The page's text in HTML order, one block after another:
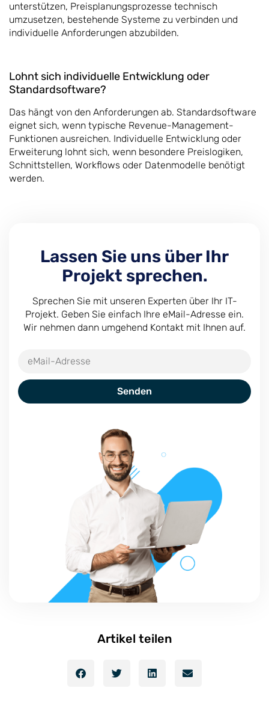
unterstützen, Preisplanungsprozesse technisch
umzusetzen, bestehende Systeme zu verbinden und
individuelle Anforderungen abzubilden.
Lohnt sich individuelle Entwicklung oder
Standardsoftware?
Das hängt von den Anforderungen ab. Standardsoftware
eignet sich, wenn typische Revenue-Management-
Funktionen ausreichen. Individuelle Entwicklung oder
Erweiterung lohnt sich, wenn besondere Preislogiken,
Schnittstellen, Workflows oder Datenmodelle benötigt
werden.
Lassen Sie uns über Ihr
Projekt sprechen.
Sprechen Sie mit unseren Experten über Ihr IT-
Projekt. Geben Sie einfach Ihre eMail-Adresse ein.
Wir nehmen dann umgehend Kontakt mit Ihnen auf.
Senden
Artikel teilen